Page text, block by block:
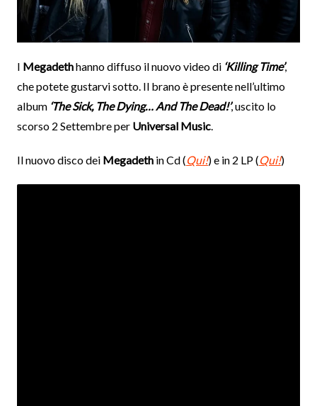
I Megadethhanno diffuso il nuovo video di ‘Killing Time’,
che potete gustarvi sotto. Il brano è presente nell’ultimo
album ‘The Sick, The Dying… And The Dead!’, uscito lo
scorso 2 Settembre per Universal Music.
Il nuovo disco dei Megadethin Cd (Qui!) e in 2 LP (Qui!)